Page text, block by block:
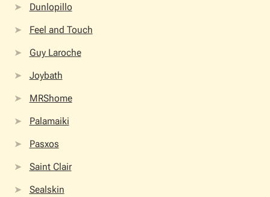
Dunlopillo
Feel and Touch
Guy Laroche
Joybath
MRShome
Palamaiki
Pasxos
Saint Clair
Sealskin